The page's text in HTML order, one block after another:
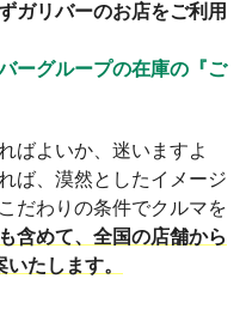
ガリバーのお店をご利用
ーグループの在庫の『ご
ばよいか、迷いますよ
ば、漠然としたイメージ
だわりの条件でクルマを
含めて、全国の店舗から
たします。